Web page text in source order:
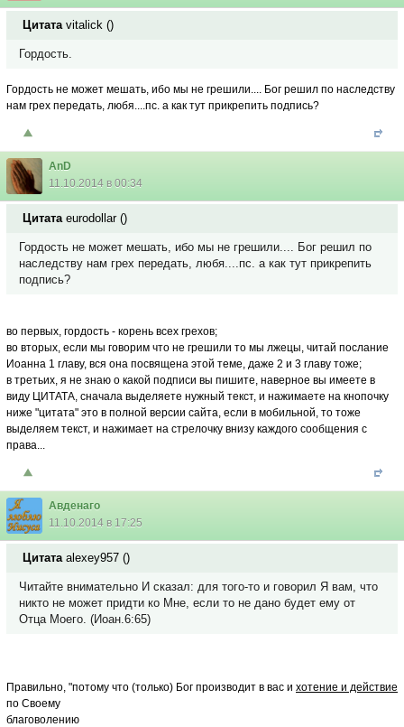
Цитата vitalick ()
Гордость.
Гордость не может мешать, ибо мы не грешили.... Бог решил по наследству
нам грех передать, любя....пс. а как тут прикрепить подпись?
AnD
11.10.2014 в 00:34
Цитата eurodollar()
Гордость не может мешать, ибо мы не грешили.... Бог решил по
наследству нам грех передать, любя....пс. а как тут прикрепить
подпись?
во первых, гордость - корень всех грехов;
во вторых, если мы говорим что не грешили то мы лжецы, читай послание
Иоанна 1 главу, вся она посвящена этой теме, даже 2 и 3 главу тоже;
в третьих, я не знаю о какой подписи вы пишите, наверное вы имеете в
виду ЦИТАТА, сначала выделяете нужный текст, и нажимаете на кнопочку
ниже "цитата" это в полной версии сайта, если в мобильной, то тоже
выделяем текст, и нажимает на стрелочку внизу каждого сообщения с
права...
Авденаго
11.10.2014 в 17:25
Цитата alexey957 ()
Читайте внимательно И сказал: для того-то и говорил Я вам, что
никто не может придти ко Мне, если то не дано будет ему от
Отца Моего. (Иоан.6:65)
Правильно, "потому что (только) Бог производит в вас и хотение и действие
по Своему
благоволению